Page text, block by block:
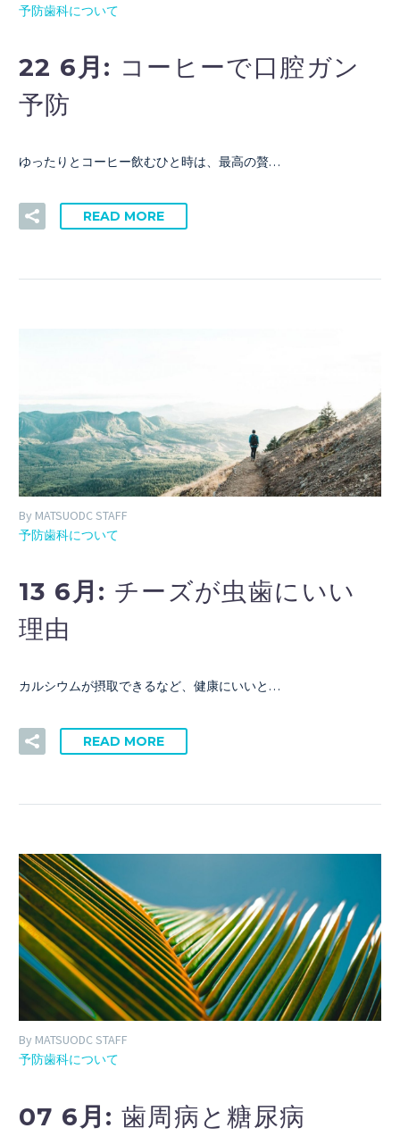
予防歯科について
22 6月: コーヒーで口腔ガン
予防
ゆったりとコーヒー飲むひと時は、最高の贅…
READ MORE
By MATSUODC STAFF
予防歯科について
13 6月: チーズが虫歯にいい
理由
カルシウムが摂取できるなど、健康にいいと…
READ MORE
By MATSUODC STAFF
予防歯科について
07 6月: 歯周病と糖尿病